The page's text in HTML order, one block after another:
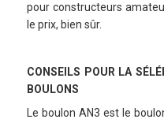
pour constructeurs
le prix, bien sûr.
CONSEILS POUR LA
BOULONS
Le boulon AN3 est le